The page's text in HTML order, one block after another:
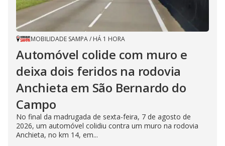
MOBILIDADE SAMPA/ HÁ 1 HORA
Automóvel colide com muro e
deixa dois feridos na rodovia
Anchieta em São Bernardo do
Campo
No final da madrugada de sexta-feira, 7 de agosto de
2026, um automóvel colidiu contra um muro na rodovia
Anchieta, no km 14, em...